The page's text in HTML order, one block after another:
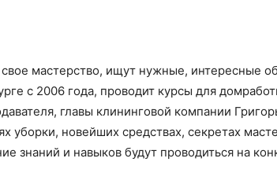
мастерство, ищут нужные, интересные
с 2006 года, проводит курсы для
главы клининговой компании
новейших средствах, секретах
знаний и навыков будут проводиться на